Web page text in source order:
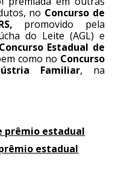
no Concurso de
promovido pela
do Leite (AGL) e
Concurso Estadual de
como no Concurso
Familiar, na
prêmio estadual
estadual